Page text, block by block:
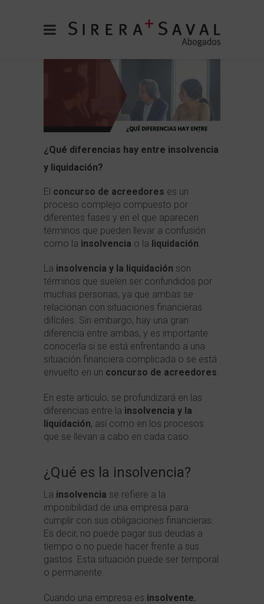
¿Qué diferencias hay entre insolvencia
y liquidación?
El concurso de acreedores es un
proceso complejo compuesto por
diferentes fases y en el que aparecen
términos que pueden llevar a confusión
como la insolvencia o la liquidación
La insolvencia y la liquidación son
términos que suelen ser confundidos por
muchas personas, ya que ambas se
relacionan con situaciones financieras
difíciles. Sin embargo, hay una gran
diferencia entre ambas, y es importante
conocerla si se está enfrentando a una
situación financiera complicada o se está
envuelto en un concurso de acreedores.
En este artículo, se profundizará en las
diferencias entre la insolvencia y la
liquidación, así como en los procesos
que se llevan a cabo en cada caso.
¿Qué es la insolvencia?
La insolvencia se refiere a la
imposibilidad de una empresa para
cumplir con sus obligaciones financieras.
Es decir, no puede pagar sus deudas a
tiempo o no puede hacer frente a sus
gastos. Esta situación puede ser temporal
o permanente.
Cuando una empresa es insolvente,